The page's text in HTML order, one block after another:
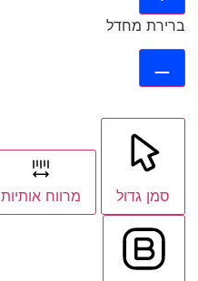
ברירת מחדל
סמן גדול מרווח אותיות